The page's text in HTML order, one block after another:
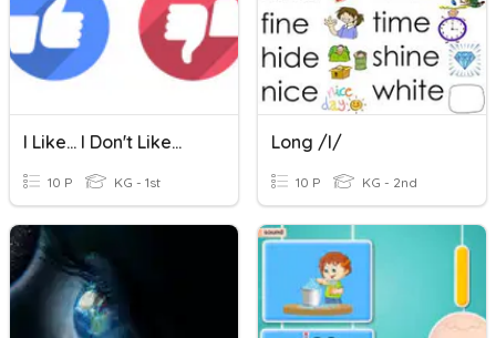
I Like... I Don't Like...
10 P KG - 1st
Long /i/
10 P KG - 2nd